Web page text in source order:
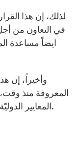
لذلك، إن هذا
في التعاون من
ايضاً مساعدة
وأخيراً، إن
المعروفة منذ وقت،
المعايير الدوليّة الرامية إلى مكافحة الجرائم الخطيرة.